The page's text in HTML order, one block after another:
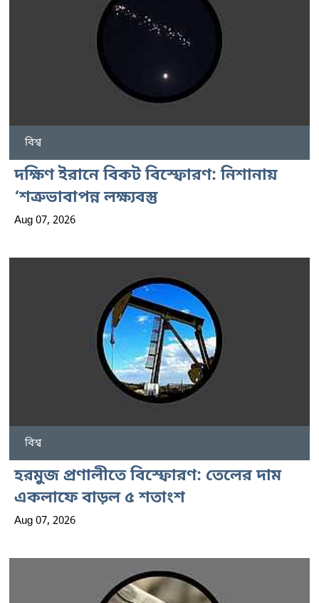
বিশ্ব
দক্ষিণ ইরানে বিকট বিস্ফোরণ: নিশানায়
‘শত্রুভাবাপন্ন লক্ষ্যবস্তু
Aug 07, 2026
বিশ্ব
হরমুজ প্রণালীতে বিস্ফোরণ: তেলের দাম
একলাফে বাড়ল ৫ শতাংশ
Aug 07, 2026